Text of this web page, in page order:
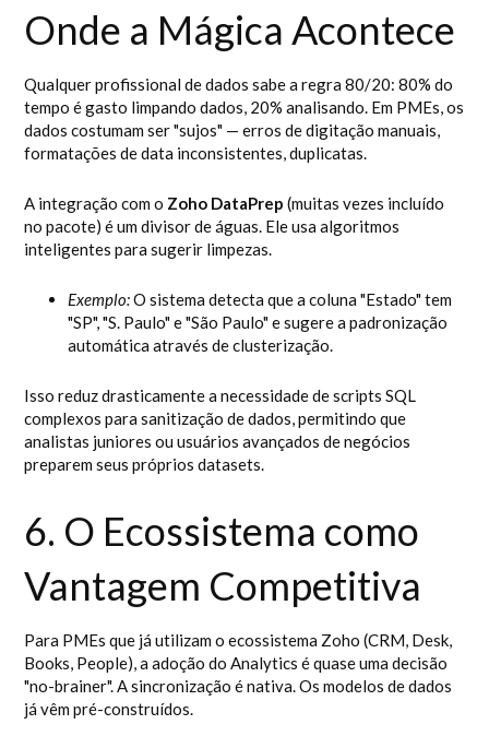
Onde a Mágica Acontece
Qualquer profissional de dados sabe a regra 80/20: 80% do
tempo é gasto limpando dados, 20% analisando. Em PMEs, os
dados costumam ser "sujos" — erros de digitação manuais,
formatações de data inconsistentes, duplicatas.
A integração com o Zoho DataPrep (muitas vezes incluído
no pacote) é um divisor de águas. Ele usa algoritmos
inteligentes para sugerir limpezas.
Exemplo:O sistema detecta que a coluna "Estado" tem
"SP", "S. Paulo" e "São Paulo" e sugere a padronização
automática através de clusterização.
Isso reduz drasticamente a necessidade de scripts SQL
complexos para sanitização de dados, permitindo que
analistas juniores ou usuários avançados de negócios
preparem seus próprios datasets.
6. O Ecossistema como
Vantagem Competitiva
Para PMEs que já utilizam o ecossistema Zoho (CRM, Desk,
Books, People), a adoção do Analytics é quase uma decisão
"no-brainer". A sincronização é nativa. Os modelos de dados
já vêm pré-construídos.